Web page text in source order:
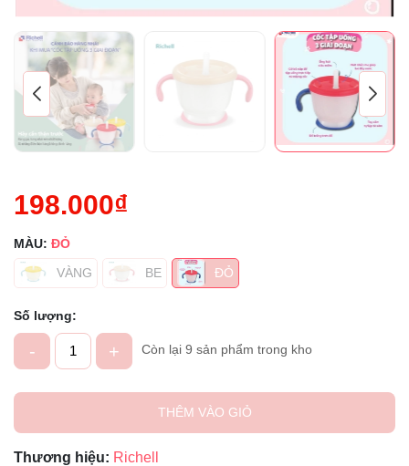
198.000₫
MÀU: ĐỎ
VÀNG
BE ĐỎ
Số lượng:
- + Còn lại 9 sản phẩm trong kho
THÊM VÀO GIỎ
Thương hiệu: Richell
Điều kiện: